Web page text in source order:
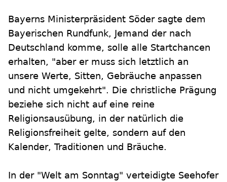
Bayerns Ministerpräsident Söder sagte dem
Bayerischen Rundfunk, Jemand der nach
Deutschland komme, solle alle Startchancen
erhalten, "aber er muss sich letztlich an
unsere Werte, Sitten, Gebräuche anpassen
und nicht umgekehrt". Die christliche Prägung
beziehe sich nicht auf eine reine
Religionsausübung, in der natürlich die
Religionsfreiheit gelte, sondern auf den
Kalender, Traditionen und Bräuche.
In der "Welt am Sonntag" verteidigte Seehofer